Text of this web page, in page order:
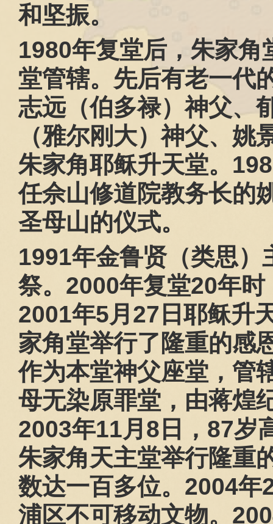
和坚振。
1980年复堂后，朱家角
堂管辖。先后有老一代
志远（伯多禄）神父、
（雅尔刚大）神父、
朱家角耶稣升天堂。
任佘山修道院教务长的
圣母山的仪式。
1991年金鲁贤（类思）
祭。 2000年复堂20年时
2001年5月 27 日耶稣升
家角堂举行了隆重的感
作为本堂神父座堂，管
母无染原罪堂，由蒋煌
2003年11月 8 日， 87岁
朱家角天主堂举行隆重
数达一百多位。 2004年
浦区不可移动文物。